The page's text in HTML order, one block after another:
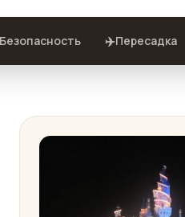
Безопасность ✈️Пересадка